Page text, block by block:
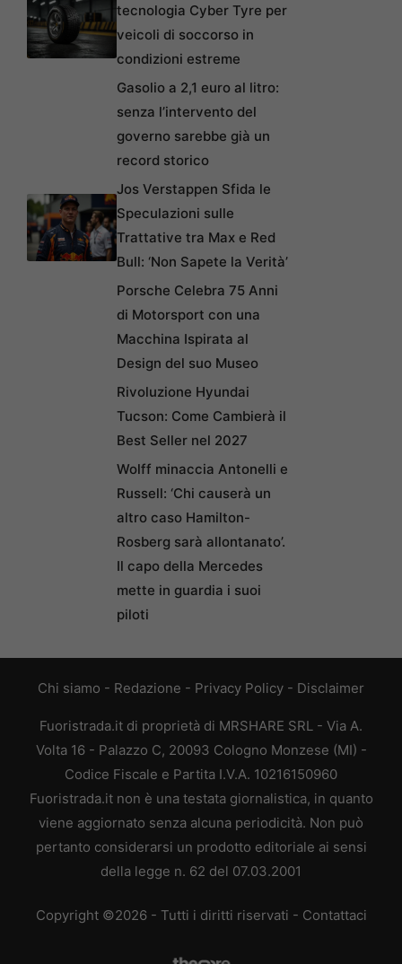
tecnologia Cyber Tyre per
veicoli di soccorso in
condizioni estreme
Gasolio a 2,1 euro al litro:
senza l’intervento del
governo sarebbe già un
record storico
Jos Verstappen Sfida le
Speculazioni sulle
Trattative tra Max e Red
Bull: ‘Non Sapete la Verità’
Porsche Celebra 75 Anni
di Motorsport con una
Macchina Ispirata al
Design del suo Museo
Rivoluzione Hyundai
Tucson: Come Cambierà il
Best Seller nel 2027
Wolff minaccia Antonelli e
Russell: ‘Chi causerà un
altro caso Hamilton-
Rosberg sarà allontanato’.
Il capo della Mercedes
mette in guardia i suoi
piloti
Chi siamo - Redazione - Privacy Policy - Disclaimer
Fuoristrada.it di proprietà di MRSHARE SRL - Via A.
Volta 16 - Palazzo C, 20093 Cologno Monzese (MI) -
Codice Fiscale e Partita I.V.A. 10216150960
Fuoristrada.it non è una testata giornalistica, in quanto
viene aggiornato senza alcuna periodicità. Non può
pertanto considerarsi un prodotto editoriale ai sensi
della legge n. 62 del 07.03.2001
Copyright ©2026 - Tutti i diritti riservati - Contattaci